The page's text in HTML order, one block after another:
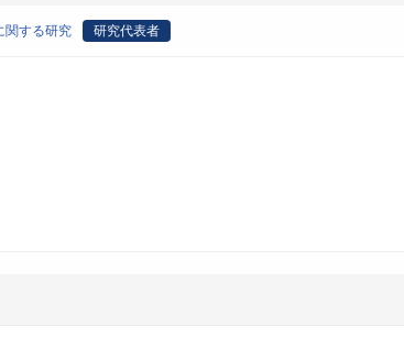
関する研究 研究代表者